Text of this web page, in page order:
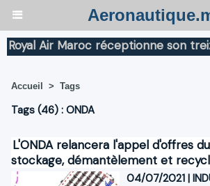
Air Maroc réceptionne son
Accueil > Tags
Tags (46) : ONDA
L'ONDA relancera l'appel d'offres
stockage, démantèlement et
04/07/2021 |